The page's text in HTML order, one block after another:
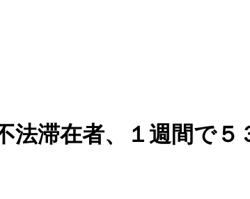
法滞在者、１週間で５